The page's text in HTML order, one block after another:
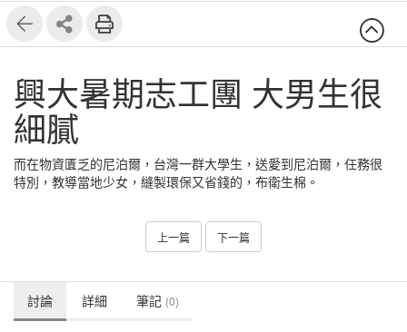
興大暑期志工團 大男生很
細膩
而在物資匱乏的尼泊爾，台灣一群大學生，送愛到尼泊爾，任務很
特別，教導當地少女，縫製環保又省錢的，布衛生棉。
上一篇 下一篇
討論 詳細 筆記 (0)